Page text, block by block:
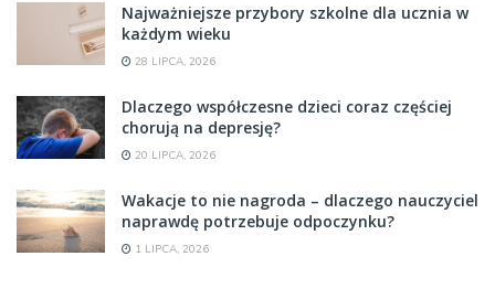
Najważniejsze przybory szkolne dla ucznia w
każdym wieku
28 LIPCA, 2026
Dlaczego współczesne dzieci coraz częściej
chorują na depresję?
20 LIPCA, 2026
Wakacje to nie nagroda – dlaczego nauczyciel
naprawdę potrzebuje odpoczynku?
1 LIPCA, 2026